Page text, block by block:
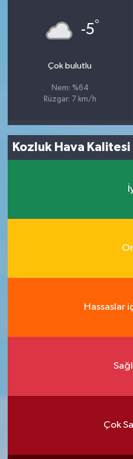
-5°
Çok bulutlu
Nem: %64
Rüzgar: 7 km/h
Kozluk Hava Kalitesi
Hassaslar
Çok